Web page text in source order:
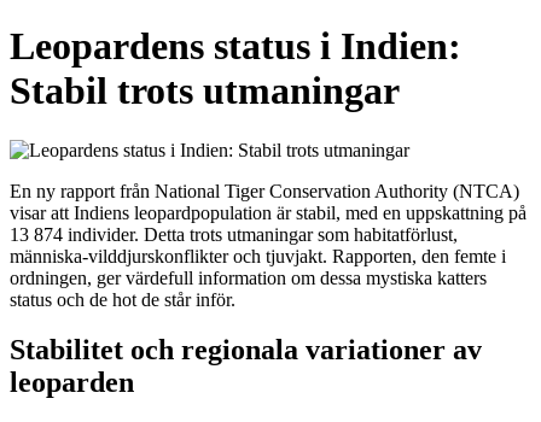
Leopardens status i Indien:
Stabil trots utmaningar
En ny rapport från National Tiger Conservation Authority (NTCA)
visar att Indiens leopardpopulation är stabil, med en uppskattning på
13 874 individer. Detta trots utmaningar som habitatförlust,
människa-vilddjurskonflikter och tjuvjakt. Rapporten, den femte i
ordningen, ger värdefull information om dessa mystiska katters
status och de hot de står inför.
Stabilitet och regionala variationer av
leoparden